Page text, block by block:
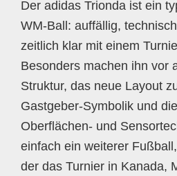
Der adidas Trionda ist ein
WM-Ball: auffällig,
zeitlich klar mit einem
Besonders machen ihn vor
Struktur, das neue Layout
Gastgeber-Symbolik und
Oberflächen- und
einfach ein weiterer
der das Turnier in Kanada,